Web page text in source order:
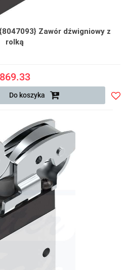
Zawór dźwigniowy z
rolką
869.33
Do koszyka